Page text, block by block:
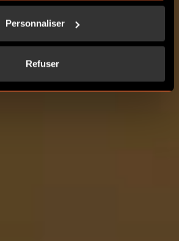
Personnaliser
Refuser